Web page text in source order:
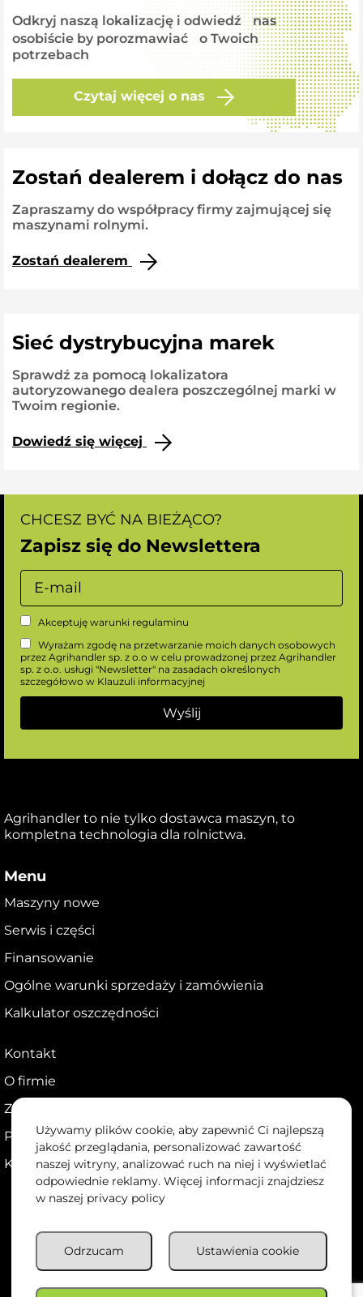
Odkryj naszą lokalizację i odwiedź nas
osobiście by porozmawiać o Twoich
potrzebach
Czytaj więcej o nas
Zostań dealerem i dołącz do nas
Zapraszamy do współpracy firmy zajmującej się
maszynami rolnymi.
Zostań dealerem
Sieć dystrybucyjna marek
Sprawdź za pomocą lokalizatora
autoryzowanego dealera poszczególnej marki w
Twoim regionie.
Dowiedź się więcej
CHCESZ BYĆ NA BIEŻĄCO?
Zapisz się do Newslettera
Akceptuję warunki regulaminu
Wyrażam zgodę na przetwarzanie moich danych osobowych
przez Agrihandler sp. z o.o w celu prowadzonej przez Agrihandler
sp. z o.o. usługi "Newsletter" na zasadach określonych
szczegółowo w Klauzuli informacyjnej
Agrihandler to nie tylko dostawca maszyn, to
kompletna technologia dla rolnictwa.
Menu
Maszyny nowe
Serwis i części
Finansowanie
Ogólne warunki sprzedaży i zamówienia
Kalkulator oszczędności
Kontakt
O firmie
Zostań dealerem
Portal dla dealerów
Kariera
Copyright 2026 @ agrihandler.plPolityka prywatności
Używamy plików cookie, aby zapewnić Ci najlepszą
jakość przeglądania, personalizować zawartość
naszej witryny, analizować ruch na niej i wyświetlać
odpowiednie reklamy. Więcej informacji znajdziesz
w naszej privacy policy
Ustawienia cookie
Odrzucam